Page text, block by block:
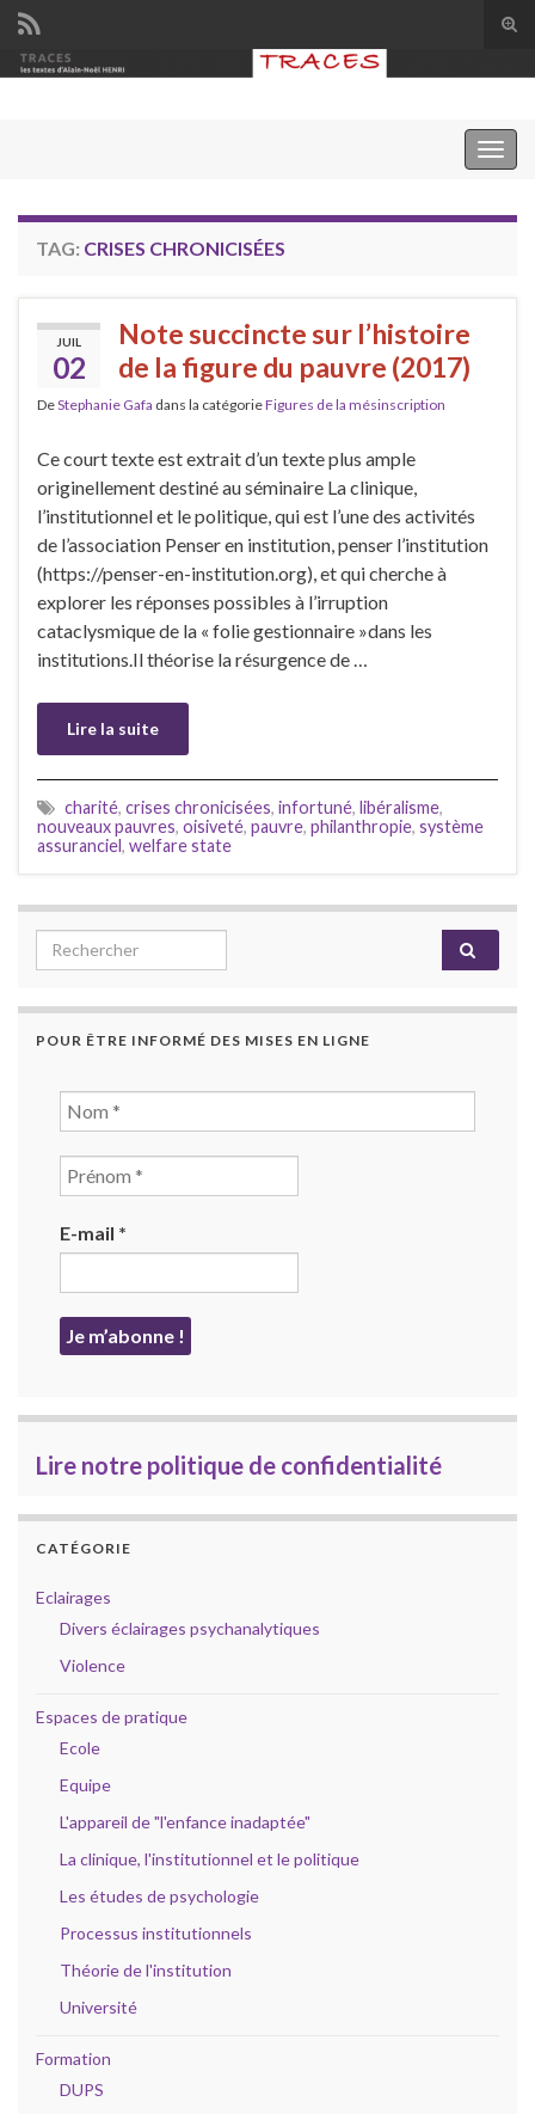
Search for:
TAG: CRISES CHRONICISÉES
JUIL
02
Note succincte sur l’histoire
de la figure du pauvre (2017)
DeStephanie Gafa dans la catégorieFigures de la mésinscription
Ce court texte est extrait d’un texte plus ample
originellement destiné au séminaire La clinique,
l’institutionnel et le politique, qui est l’une des activités
de l’association Penser en institution, penser l’institution
(https://penser-en-institution.org), et qui cherche à
explorer les réponses possibles à l’irruption
cataclysmique de la « folie gestionnaire »dans les
institutions.Il théorise la résurgence de …
Lire la suite
charité, crises chronicisées, infortuné, libéralisme,
nouveaux pauvres, oisiveté, pauvre, philanthropie, système
assuranciel, welfare state
Search for:
POUR ÊTRE INFORMÉ DES MISES EN LIGNE
E-mail *
Lire notre politique de confidentialité
CATÉGORIE
Eclairages
Divers éclairages psychanalytiques
Violence
Espaces de pratique
Ecole
Equipe
L'appareil de "l'enfance inadaptée"
La clinique, l'institutionnel et le politique
Les études de psychologie
Processus institutionnels
Théorie de l'institution
Université
Formation
DUPS